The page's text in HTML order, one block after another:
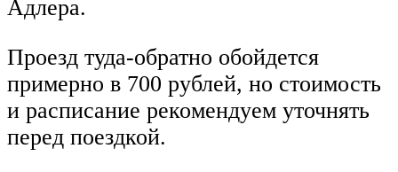
Адлера.
Проезд туда-обратно обойдется
примерно в 700 рублей, но стоимость
и расписание рекомендуем уточнять
перед поездкой.